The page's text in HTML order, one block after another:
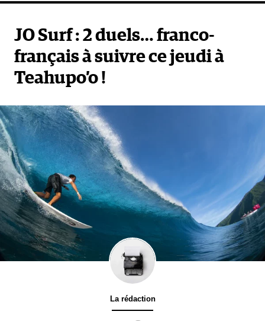
JO Surf : 2 duels… franco-
français à suivre ce jeudi à
Teahupo’o !
La rédaction